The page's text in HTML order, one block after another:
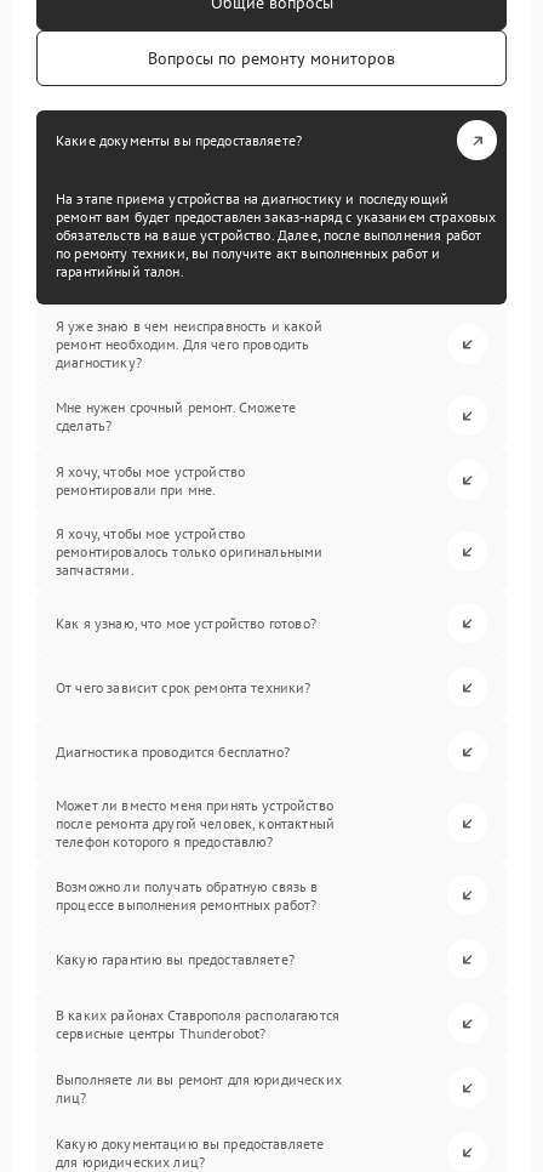
Вопросы по ремонту мониторов
Какие документы вы предоставляете?
На этапе приема устройства на диагностику и последующий
ремонт вам будет предоставлен заказ-наряд с указанием страховых
обязательств на ваше устройство. Далее, после выполнения работ
по ремонту техники, вы получите акт выполненных работ и
гарантийный талон.
Я уже знаю в чем неисправность и какой
ремонт необходим. Для чего проводить
диагностику?
Мне нужен срочный ремонт. Сможете
сделать?
Я хочу, чтобы мое устройство
ремонтировали при мне.
Я хочу, чтобы мое устройство
ремонтировалось только оригинальными
запчастями.
Как я узнаю, что мое устройство готово?
От чего зависит срок ремонта техники?
Диагностика проводится бесплатно?
Может ли вместо меня принять устройство
после ремонта другой человек, контактный
телефон которого я предоставлю?
Возможно ли получать обратную связь в
процессе выполнения ремонтных работ?
Какую гарантию вы предоставляете?
В каких районах Ставрополя располагаются
сервисные центры Thunderobot?
Выполняете ли вы ремонт для юридических
лиц?
Какую документацию вы предоставляете
для юридических лиц?